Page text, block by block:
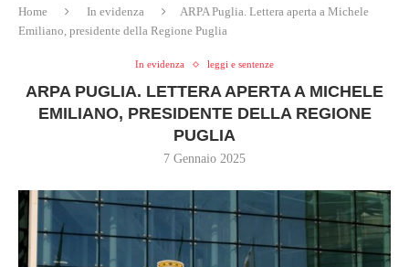
Home In evidenza
ARPA Puglia. Lettera aperta a Michele
Emiliano, presidente della Regione Puglia
In evidenza leggi e sentenze
ARPA PUGLIA. LETTERA APERTA A MICHELE
EMILIANO, PRESIDENTE DELLA REGIONE
PUGLIA
7 Gennaio 2025